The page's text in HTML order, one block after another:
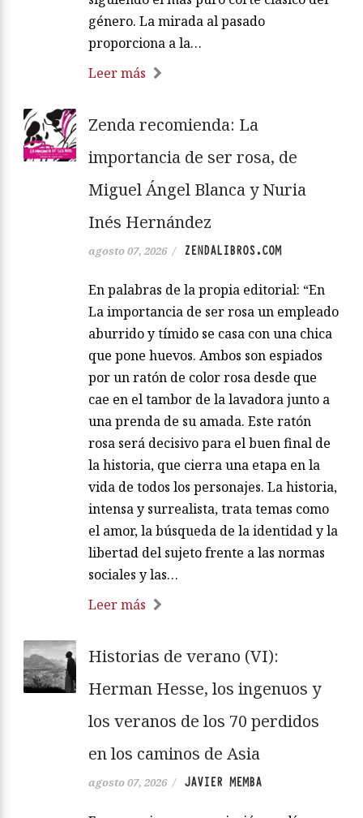
género. La mirada al pasado
proporciona a la…
Leer más
Zenda recomienda: La
importancia de ser rosa, de
Miguel Ángel Blanca y Nuria
Inés Hernández
agosto 07, 2026 / ZENDALIBROS.COM
En palabras de la propia editorial: “En
La importancia de ser rosa un empleado
aburrido y tímido se casa con una chica
que pone huevos. Ambos son espiados
por un ratón de color rosa desde que
cae en el tambor de la lavadora junto a
una prenda de su amada. Este ratón
rosa será decisivo para el buen final de
la historia, que cierra una etapa en la
vida de todos los personajes. La historia,
intensa y surrealista, trata temas como
el amor, la búsqueda de la identidad y la
libertad del sujeto frente a las normas
sociales y las…
Leer más
Historias de verano (VI):
Herman Hesse, los ingenuos y
los veranos de los 70 perdidos
en los caminos de Asia
agosto 07, 2026 / JAVIER MEMBA